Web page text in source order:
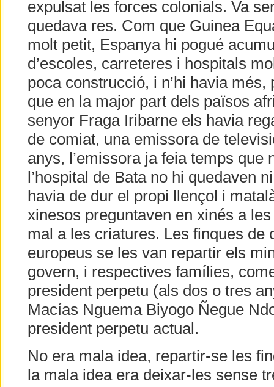
expulsat les forces colonials. Va
quedava res. Com que Guinea
molt petit, Espanya hi pogué
d’escoles, carreteres i hospitals
poca construcció, i n’hi havia més,
que en la major part dels països
senyor Fraga Iribarne els havia
de comiat, una emissora de
anys, l’emissora ja feia temps que
l’hospital de Bata no hi quedaven
havia de dur el propi llençol i
xinesos preguntaven en xinés a
mal a les criatures. Les finques de
europeus se les van repartir els
govern, i respectives famílies,
president perpetu (als dos o tres
Macías Nguema Biyogo Ñegue
president perpetu actual.
No era mala idea, repartir-se les
la mala idea era deixar-les sense